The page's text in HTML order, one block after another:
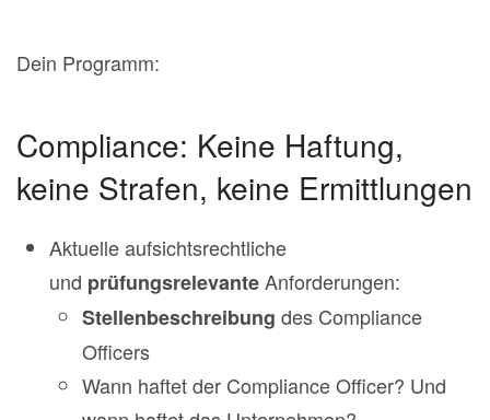
Dein Programm:
Compliance: Keine Haftung,
keine Strafen, keine Ermittlungen
Aktuelle aufsichtsrechtliche
und prüfungsrelevanteAnforderungen:
Stellenbeschreibung des Compliance
Officers
Wann haftet der Compliance Officer? Und